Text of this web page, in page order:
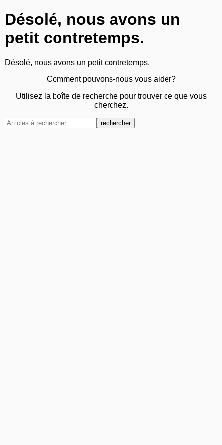
Désolé, nous avons un
petit contretemps.
Désolé, nous avons un petit contretemps.
Comment pouvons-nous vous aider?
Utilisez la boîte de recherche pour trouver ce que vous
cherchez.
rechercher